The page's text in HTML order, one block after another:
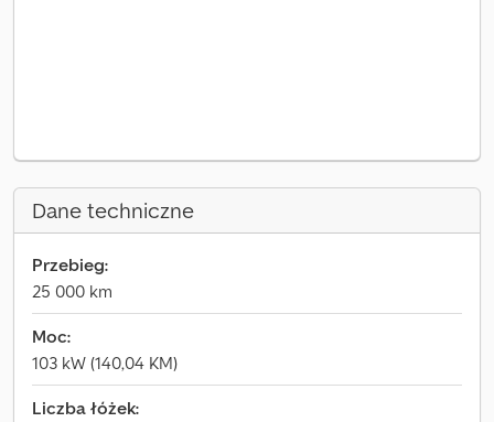
Dane techniczne
Przebieg:
25 000 km
Moc:
103 kW (140,04 KM)
Liczba łóżek: